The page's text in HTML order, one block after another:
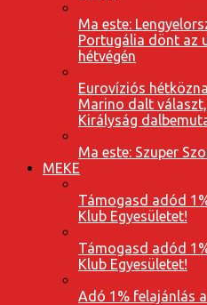
Ma este:
Portugália dönt az
hétvégén
Eurovíziós
Marino dalt
Királyság
Ma este: Szuper
MEKE
Támogasd adód
Klub Egyesületet!
Támogasd adód
Klub Egyesületet!
Adó 1% felajánlás